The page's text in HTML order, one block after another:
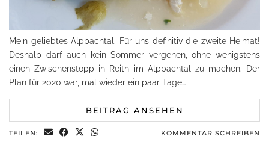
Mein geliebtes Alpbachtal. Für uns definitiv die zweite Heimat!
Deshalb darf auch kein Sommer vergehen, ohne wenigstens
einen Zwischenstopp in Reith im Alpbachtal zu machen. Der
Plan für 2020 war, mal wieder ein paar Tage…
BEITRAG ANSEHEN
TEILEN: KOMMENTAR SCHREIBEN